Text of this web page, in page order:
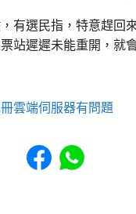
有選民指，特意趕回
站遲遲未能重開，就
雲端伺服器有問題
Share to Facebook
Share to